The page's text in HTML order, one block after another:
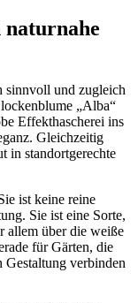
sinnvoll und zugleich
„Alba“
Effekthascherei ins
Gleichzeitig
in standortgerechte
ist keine reine
Sie ist eine Sorte,
allem über die weiße
für Gärten, die
Gestaltung verbinden